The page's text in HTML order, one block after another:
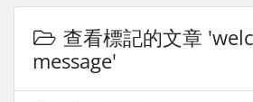
查看標記的文章
message'